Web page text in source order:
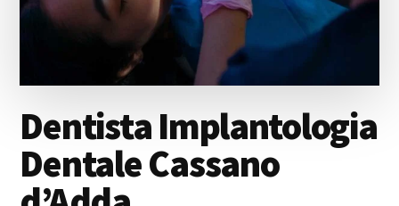
Dentista Implantologia
Dentale Cassano